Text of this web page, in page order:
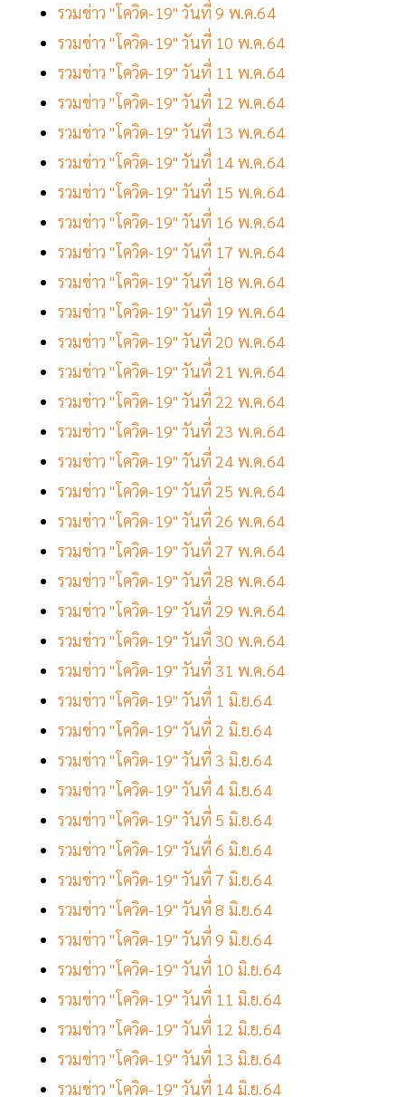
รวมข่าว "โควิด-19" วันที่ 9 พ.ค.64
รวมข่าว "โควิด-19" วันที่ 10 พ.ค.64
รวมข่าว "โควิด-19" วันที่ 11 พ.ค.64
รวมข่าว "โควิด-19" วันที่ 12 พ.ค.64
รวมข่าว "โควิด-19" วันที่ 13 พ.ค.64
รวมข่าว "โควิด-19" วันที่ 14 พ.ค.64
รวมข่าว "โควิด-19" วันที่ 15 พ.ค.64
รวมข่าว "โควิด-19" วันที่ 16 พ.ค.64
รวมข่าว "โควิด-19" วันที่ 17 พ.ค.64
รวมข่าว "โควิด-19" วันที่ 18 พ.ค.64
รวมข่าว "โควิด-19" วันที่ 19 พ.ค.64
รวมข่าว "โควิด-19" วันที่ 20 พ.ค.64
รวมข่าว "โควิด-19" วันที่ 21 พ.ค.64
รวมข่าว "โควิด-19" วันที่ 22 พ.ค.64
รวมข่าว "โควิด-19" วันที่ 23 พ.ค.64
รวมข่าว "โควิด-19" วันที่ 24 พ.ค.64
รวมข่าว "โควิด-19" วันที่ 25 พ.ค.64
รวมข่าว "โควิด-19" วันที่ 26 พ.ค.64
รวมข่าว "โควิด-19" วันที่ 27 พ.ค.64
รวมข่าว "โควิด-19" วันที่ 28 พ.ค.64
รวมข่าว "โควิด-19" วันที่ 29 พ.ค.64
รวมข่าว "โควิด-19" วันที่ 30 พ.ค.64
รวมข่าว "โควิด-19" วันที่ 31 พ.ค.64
รวมข่าว "โควิด-19" วันที่ 1 มิ.ย.64
รวมข่าว "โควิด-19" วันที่ 2 มิ.ย.64
รวมข่าว "โควิด-19" วันที่ 3 มิ.ย.64
รวมข่าว "โควิด-19" วันที่ 4 มิ.ย.64
รวมข่าว "โควิด-19" วันที่ 5 มิ.ย.64
รวมข่าว "โควิด-19" วันที่ 6 มิ.ย.64
รวมข่าว "โควิด-19" วันที่ 7 มิ.ย.64
รวมข่าว "โควิด-19" วันที่ 8 มิ.ย.64
รวมข่าว "โควิด-19" วันที่ 9 มิ.ย.64
รวมข่าว "โควิด-19" วันที่ 10 มิ.ย.64
รวมข่าว "โควิด-19" วันที่ 11 มิ.ย.64
รวมข่าว "โควิด-19" วันที่ 12 มิ.ย.64
รวมข่าว "โควิด-19" วันที่ 13 มิ.ย.64
รวมข่าว "โควิด-19" วันที่ 14 มิ.ย.64